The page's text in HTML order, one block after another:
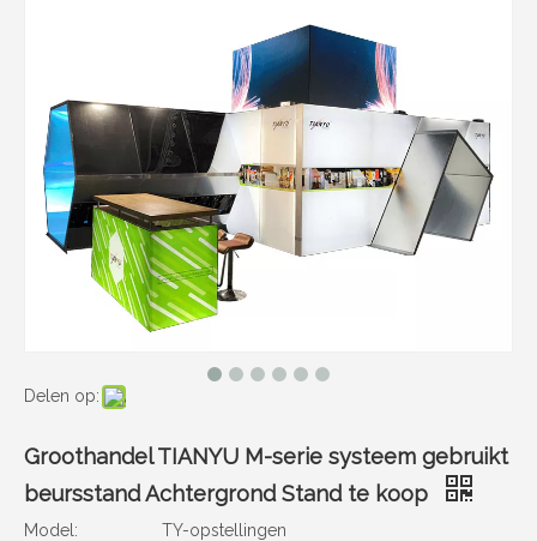
Delen op:
Groothandel TIANYU M-serie systeem gebruikt
beursstand Achtergrond Stand te koop
Model:
TY-opstellingen